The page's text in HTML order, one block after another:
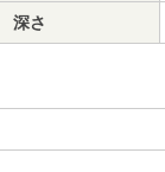
深さ